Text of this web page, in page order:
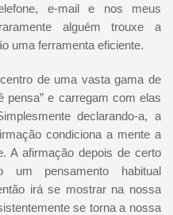
e-mail e nos meus
alguém trouxe a
uma ferramenta eficiente.
de uma vasta gama de
pensa” e carregam com elas
declarando-a, a
condiciona a mente a
A afirmação depois de certo
um pensamento habitual
irá se mostrar na nossa
se torna a nossa